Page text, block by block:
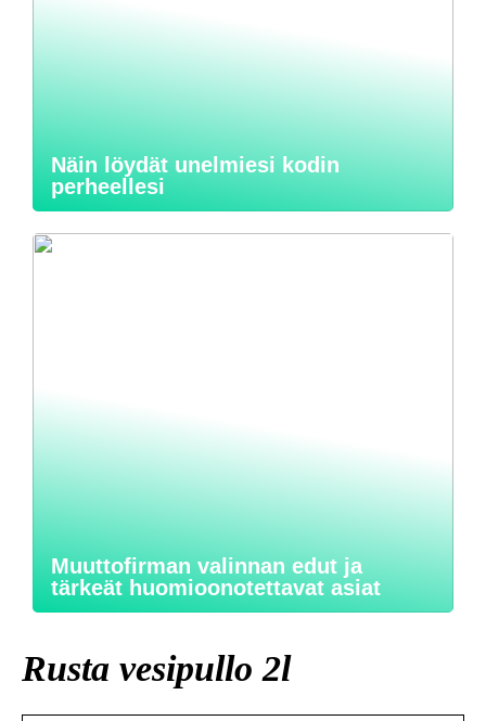
Näin löydät unelmiesi kodin
perheellesi
Muuttofirman valinnan edut ja
tärkeät huomioonotettavat asiat
Rusta vesipullo 2l